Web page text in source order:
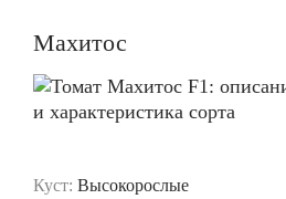
Махитос
Куст: Высокорослые